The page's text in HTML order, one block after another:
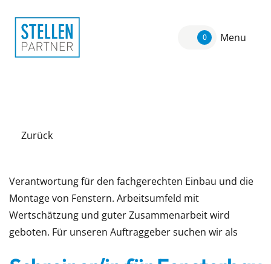
0 Menu
Zurück
Verantwortung für den fachgerechten Einbau und die
Montage von Fenstern. Arbeitsumfeld mit
Wertschätzung und guter Zusammenarbeit wird
geboten. Für unseren Auftraggeber suchen wir als